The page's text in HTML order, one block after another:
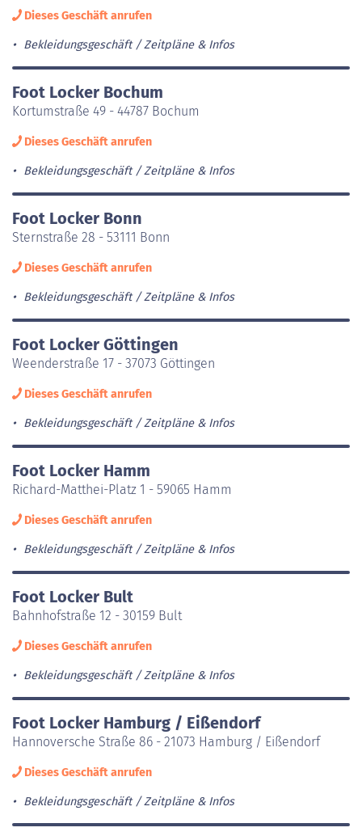
Dieses Geschäft anrufen
Bekleidungsgeschäft Zeitpläne & Infos
Foot Locker Bochum
Kortumstraße 49 - 44787 Bochum
Dieses Geschäft anrufen
Bekleidungsgeschäft Zeitpläne & Infos
Foot Locker Bonn
Sternstraße 28 - 53111 Bonn
Dieses Geschäft anrufen
Bekleidungsgeschäft Zeitpläne & Infos
Foot Locker Göttingen
Weenderstraße 17 - 37073 Göttingen
Dieses Geschäft anrufen
Bekleidungsgeschäft Zeitpläne & Infos
Foot Locker Hamm
Richard-Matthei-Platz 1 - 59065 Hamm
Dieses Geschäft anrufen
Bekleidungsgeschäft Zeitpläne & Infos
Foot Locker Bult
Bahnhofstraße 12 - 30159 Bult
Dieses Geschäft anrufen
Bekleidungsgeschäft Zeitpläne & Infos
Foot Locker Hamburg / Eißendorf
Hannoversche Straße 86 - 21073 Hamburg / Eißendorf
Dieses Geschäft anrufen
Bekleidungsgeschäft Zeitpläne & Infos